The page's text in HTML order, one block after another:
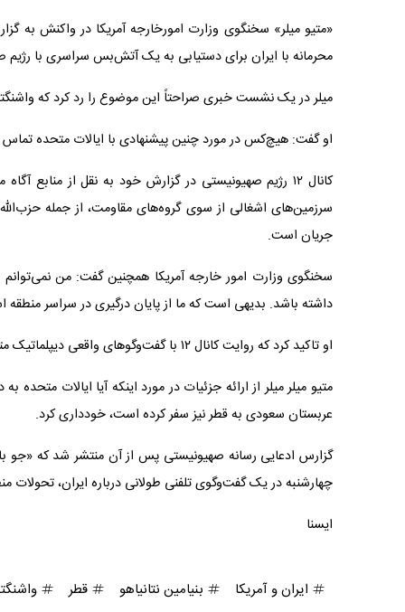
«متیو میلر» سخنگوی وزارت امورخارجه آمریکا در واکنش به
محرمانه با ایران برای دستیابی به یک آتش‌بس سراسری با
میلر در یک نشست خبری صراحتاً این موضوع را رد کرد که
او گفت: هیچ‌کس در مورد چنین پیشنهادی با ایالات متحده
کانال ۱۲ رژیم صهیونیستی در گزارش خود به نقل از
سرزمین‌های اشغالی از سوی گروه‌های مقاومت، از جمله
جریان است.
سخنگوی وزارت امور خارجه آمریکا همچنین گفت: من
داشته باشد. بدیهی است که ما از پایان درگیری در سراسر منطقه
او تاکید کرد که روایت کانال ۱۲ با گفت‌وگوهای واقعی دیپلماتیک متفاوت بود.
متیو میلر میلر از ارائه جزئیات در مورد اینکه آیا ایالات
عربستان سعودی به قطر نیز سفر کرده است، خودداری کرد.
گزارس ادعایی رسانه صهیونیستی پس از آن منتشر شد که «جو
چهارشنبه در یک گفت‌وگوی تلفنی طولانی درباره ایران، تحولات
ایسنا
ایران و آمریکا بنیامین نتانیاهو قطر